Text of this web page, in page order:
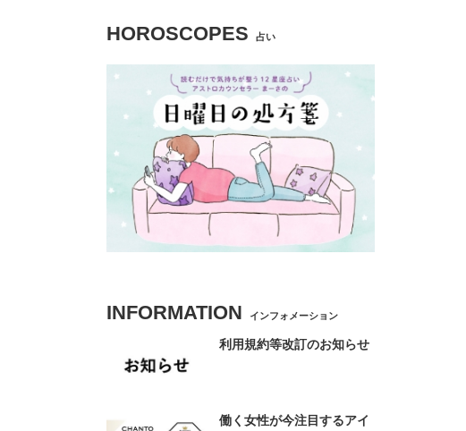
HOROSCOPES 占い
INFORMATION インフォメーション
利用規約等改訂のお知らせ
働く女性が今注目するアイ